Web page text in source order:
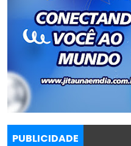
PUBLICIDADE